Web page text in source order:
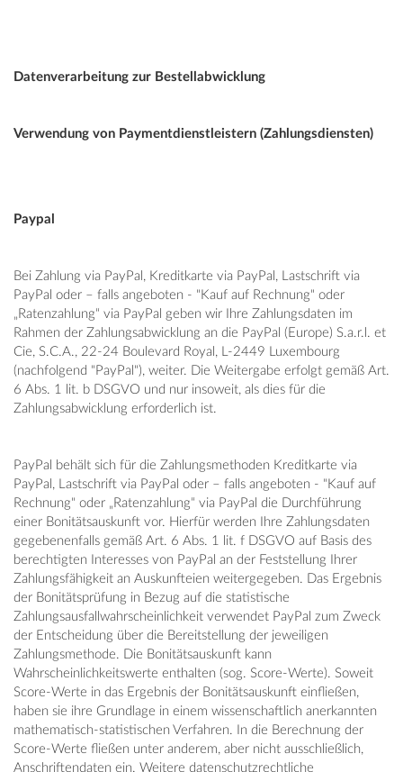
Datenverarbeitung zur Bestellabwicklung
Verwendung von Paymentdienstleistern (Zahlungsdiensten)
Paypal
Bei Zahlung via PayPal, Kreditkarte via PayPal, Lastschrift via
PayPal oder – falls angeboten - "Kauf auf Rechnung" oder
„Ratenzahlung“ via PayPal geben wir Ihre Zahlungsdaten im
Rahmen der Zahlungsabwicklung an die PayPal (Europe) S.a.r.l. et
Cie, S.C.A., 22-24 Boulevard Royal, L-2449 Luxembourg
(nachfolgend "PayPal"), weiter. Die Weitergabe erfolgt gemäß Art.
6 Abs. 1 lit. b DSGVO und nur insoweit, als dies für die
Zahlungsabwicklung erforderlich ist.
PayPal behält sich für die Zahlungsmethoden Kreditkarte via
PayPal, Lastschrift via PayPal oder – falls angeboten - "Kauf auf
Rechnung" oder „Ratenzahlung“ via PayPal die Durchführung
einer Bonitätsauskunft vor. Hierfür werden Ihre Zahlungsdaten
gegebenenfalls gemäß Art. 6 Abs. 1 lit. f DSGVO auf Basis des
berechtigten Interesses von PayPal an der Feststellung Ihrer
Zahlungsfähigkeit an Auskunfteien weitergegeben. Das Ergebnis
der Bonitätsprüfung in Bezug auf die statistische
Zahlungsausfallwahrscheinlichkeit verwendet PayPal zum Zweck
der Entscheidung über die Bereitstellung der jeweiligen
Zahlungsmethode. Die Bonitätsauskunft kann
Wahrscheinlichkeitswerte enthalten (sog. Score-Werte). Soweit
Score-Werte in das Ergebnis der Bonitätsauskunft einfließen,
haben sie ihre Grundlage in einem wissenschaftlich anerkannten
mathematisch-statistischen Verfahren. In die Berechnung der
Score-Werte fließen unter anderem, aber nicht ausschließlich,
Anschriftendaten ein. Weitere datenschutzrechtliche